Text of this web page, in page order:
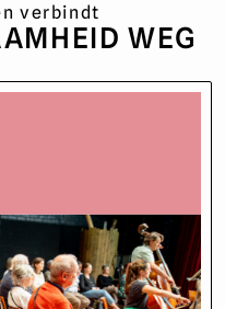
verbindt
WEG